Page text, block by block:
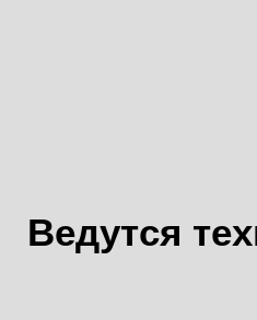
Ведутся